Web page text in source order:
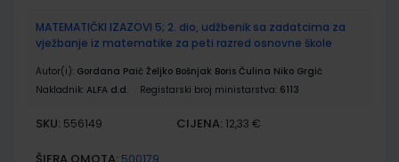
MATEMATIČKI IZAZOVI 5; 2. dio, udžbenik sa zadatcima za
vježbanje iz matematike za peti razred osnovne škole
Autor(i): Gordana Paić Željko Bošnjak Boris Čulina Niko Grgić
Nakladnik: ALFA d.d. Registarski broj ministarstva: 6113
SKU: 556149 CIJENA: 12,33 €
500179